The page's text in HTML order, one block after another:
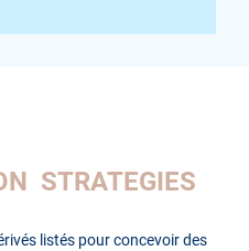
STRATEGIES
listés pour concevoir des